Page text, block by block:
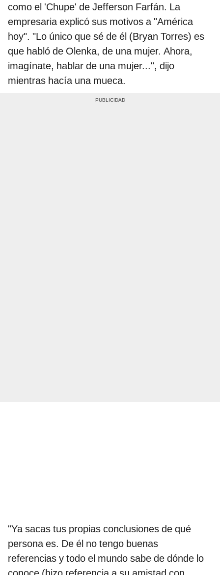
como el 'Chupe' de Jefferson Farfán. La
empresaria explicó sus motivos a "América
hoy". "Lo único que sé de él (Bryan Torres) es
que habló de Olenka, de una mujer. Ahora,
imagínate, hablar de una mujer...", dijo
mientras hacía una mueca.
"Ya sacas tus propias conclusiones de qué
persona es. De él no tengo buenas
referencias y todo el mundo sabe de dónde lo